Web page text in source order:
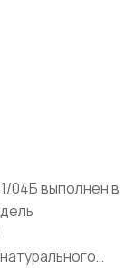
04Б выполнен в